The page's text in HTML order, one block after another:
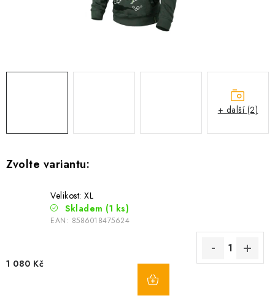
Velikost: XL
Skladem (1 ks)
EAN: 8586018475624
1 080 Kč
+ další (2)